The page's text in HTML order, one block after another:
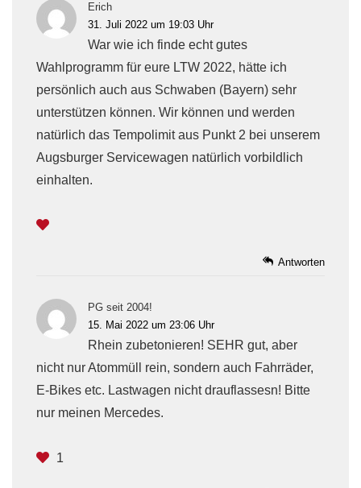
Erich
31. Juli 2022 um 19:03 Uhr
War wie ich finde echt gutes
Wahlprogramm für eure LTW 2022, hätte ich
persönlich auch aus Schwaben (Bayern) sehr
unterstützen können. Wir können und werden
natürlich das Tempolimit aus Punkt 2 bei unserem
Augsburger Servicewagen natürlich vorbildlich
einhalten.
Antworten
PG seit 2004!
15. Mai 2022 um 23:06 Uhr
Rhein zubetonieren! SEHR gut, aber
nicht nur Atommüll rein, sondern auch Fahrräder,
E-Bikes etc. Lastwagen nicht drauflassesn! Bitte
nur meinen Mercedes.
1